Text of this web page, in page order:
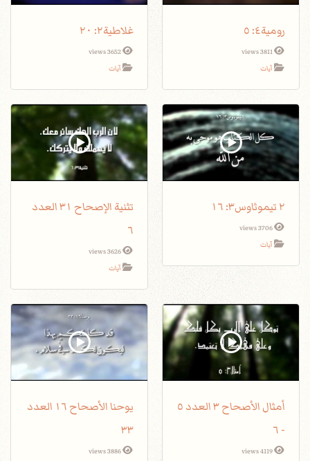
رومية٤: ٥
3811 views
آيات
غلاطية٢: ٢٠
3652 views
آيات
٢ تيموثاوس٣: ١٦
3706 views
آيات
تثنية الإصحاح ٣١ العدد
٦
3626 views
آيات
أمثال الأصحاح ٣ العدد ٥
- ٦
4119 views
يوحنا الأصحاح ١٦ العدد
٣٣
3886 views